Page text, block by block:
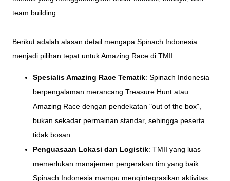
team building.
Berikut adalah alasan detail mengapa Spinach Indonesia
menjadi pilihan tepat untuk Amazing Race di TMII:
Spesialis Amazing Race Tematik: Spinach Indonesia
berpengalaman merancang Treasure Hunt atau
Amazing Race dengan pendekatan "out of the box",
bukan sekadar permainan standar, sehingga peserta
tidak bosan.
Penguasaan Lokasi dan Logistik: TMII yang luas
memerlukan manajemen pergerakan tim yang baik.
Spinach Indonesia mampu mengintegrasikan aktivitas